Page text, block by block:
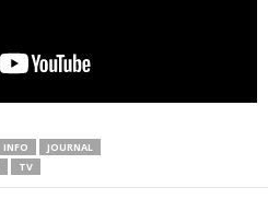
INFO
JOURNAL
TV